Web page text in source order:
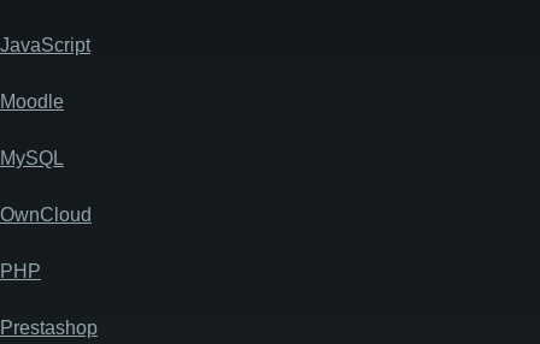
JavaScript
Moodle
MySQL
OwnCloud
PHP
Prestashop